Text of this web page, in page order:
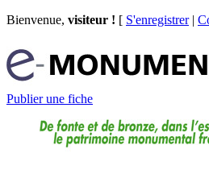
Bienvenue, visiteur ! [ S'enregistrer|
Publier une fiche